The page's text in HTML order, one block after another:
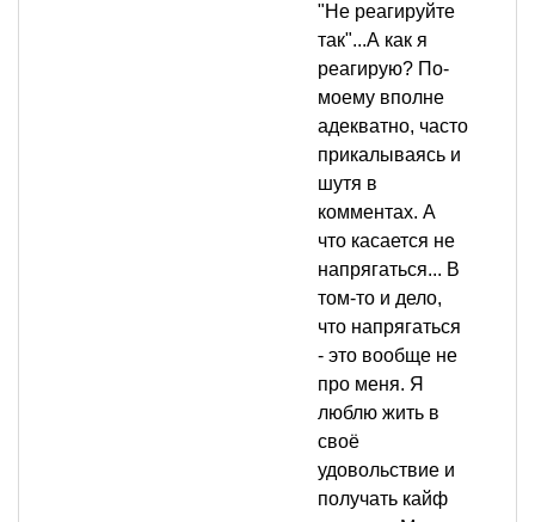
"Не реагируйте
так"...А как я
реагирую? По-
моему вполне
адекватно, часто
прикалываясь и
шутя в
комментах. А
что касается не
напрягаться... В
том-то и дело,
что напрягаться
- это вообще не
про меня. Я
люблю жить в
своё
удовольствие и
получать кайф